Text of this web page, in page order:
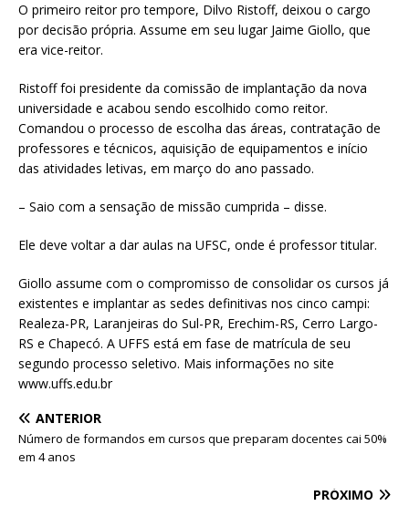
O primeiro reitor pro tempore, Dilvo Ristoff, deixou o cargo
por decisão própria. Assume em seu lugar Jaime Giollo, que
era vice-reitor.
Ristoff foi presidente da comissão de implantação da nova
universidade e acabou sendo escolhido como reitor.
Comandou o processo de escolha das áreas, contratação de
professores e técnicos, aquisição de equipamentos e início
das atividades letivas, em março do ano passado.
– Saio com a sensação de missão cumprida – disse.
Ele deve voltar a dar aulas na UFSC, onde é professor titular.
Giollo assume com o compromisso de consolidar os cursos já
existentes e implantar as sedes definitivas nos cinco campi:
Realeza-PR, Laranjeiras do Sul-PR, Erechim-RS, Cerro Largo-
RS e Chapecó. A UFFS está em fase de matrícula de seu
segundo processo seletivo. Mais informações no site
www.uffs.edu.br
ANTERIOR
Número de formandos em cursos que preparam docentes cai 50%
em 4 anos
PRÓXIMO